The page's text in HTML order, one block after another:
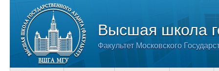
Высшая школа
Факультет Московского